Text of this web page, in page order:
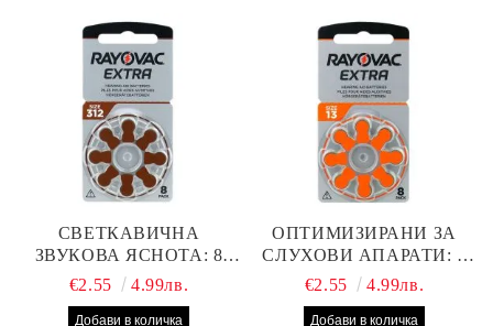
СВЕТКАВИЧНА
ЗВУКОВА ЯСНОТА: 8
БРОЯ RAYOVAC EXTRA
СЛУХОВ АПАРАТ С
€2.55 4.99лв.
ОПТИМИЗИРАНИ ЗА
СЛУХОВИ АПАРАТИ: 8
БРОЯ RAYOVAC EXTRA
ПРОИЗВОДИТЕЛНОСТ
€2.55 4.99лв.